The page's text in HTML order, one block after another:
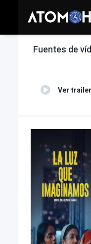
Fuentes de
Ver trailer